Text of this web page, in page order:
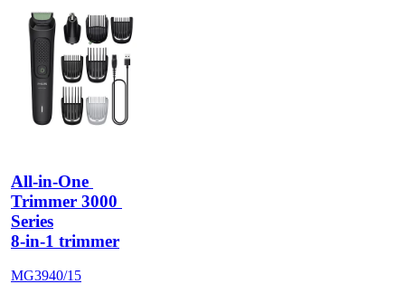
All-in-One
Trimmer 3000
Series
8-in-1 trimmer
MG3940/15